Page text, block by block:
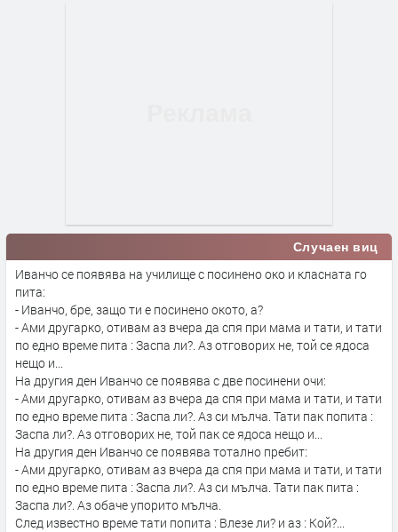
Случаен виц
Иванчо се появява на училище с посинено око и класната го
пита:
- Иванчо, бре, защо ти е посинено окото, а?
- Ами другарко, отивам аз вчера да спя при мама и тати, и тати
по едно време пита : Заспа ли?. Аз отговорих не, той се ядоса
нещо и...
На другия ден Иванчо се появява с две посинени очи:
- Ами другарко, отивам аз вчера да спя при мама и тати, и тати
по едно време пита : Заспа ли?. Аз си мълча. Тати пак попита :
Заспа ли?. Аз отговорих не, той пак се ядоса нещо и...
На другия ден Иванчо се появява тотално пребит:
- Ами другарко, отивам аз вчера да спя при мама и тати, и тати
по едно време пита : Заспа ли?. Аз си мълча. Тати пак пита :
Заспа ли?. Аз обаче упорито мълча.
След известно време тати попита : Влезе ли? и аз : Кой?...